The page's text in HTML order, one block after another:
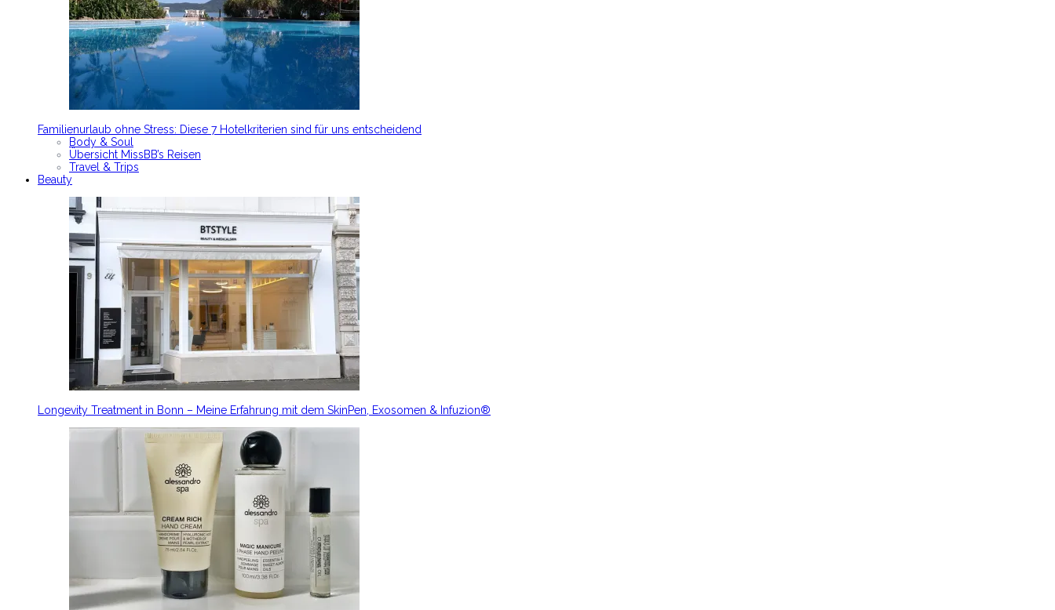
Familienurlaub ohne Stress: Diese 7 Hotelkriterien sind für uns entscheidend
Body & Soul
Übersicht MissBB’s Reisen
Travel & Trips
Beauty
Longevity Treatment in Bonn – Meine Erfahrung mit dem SkinPen, Exosomen & Infuzion®